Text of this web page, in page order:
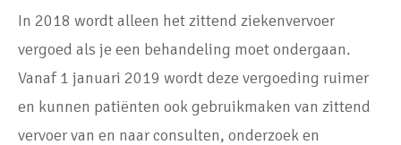
In 2018 wordt alleen het zittend ziekenvervoer
vergoed als je een behandeling moet ondergaan.
Vanaf 1 januari 2019 wordt deze vergoeding ruimer
en kunnen patiënten ook gebruikmaken van zittend
vervoer van en naar consulten, onderzoek en